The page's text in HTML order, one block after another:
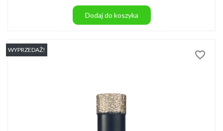
Dodaj do koszyka
WYPRZEDAŻ! favorite_border